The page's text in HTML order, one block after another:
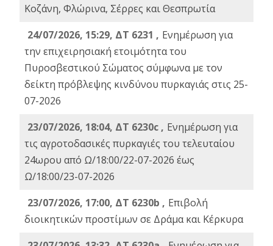
Κοζάνη, Φλώρινα, Σέρρες και Θεσπρωτία
24/07/2026, 15:29, ΔΤ 6231 , Ενημέρωση για
την επιχειρησιακή ετοιμότητα του
Πυροσβεστικού Σώματος σύμφωνα με τον
δείκτη πρόβλεψης κινδύνου πυρκαγιάς στις 25-
07-2026
23/07/2026, 18:04, ΔΤ 6230c , Ενημέρωση για
τις αγροτοδασικές πυρκαγιές του τελευταίου
24ωρου από Ω/18:00/22-07-2026 έως
Ω/18:00/23-07-2026
23/07/2026, 17:00, ΔΤ 6230b , Επιβολή
διοικητικών προστίμων σε Δράμα και Κέρκυρα